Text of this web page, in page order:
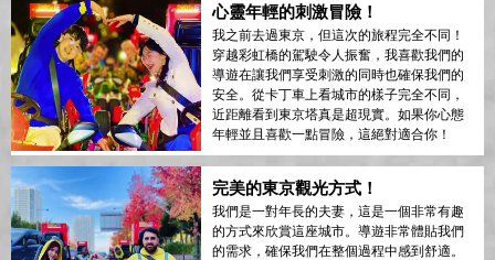
心靈年輕的刺激冒險！
我之前去過東京，但這次的旅程完全不同！
穿越彩虹橋的駕駛令人振奮，我喜歡我們的
導遊在讓我們享受刺激的同時也確保我們的
安全。從卡丁車上看城市的樣子完全不同，
近距離看到東京塔真是超現實。如果你心態
年輕並且喜歡一點冒險，這絕對適合你！
完美的東京觀光方式！
我們是一對年長的夫妻，這是一個非常有趣
的方式來欣賞這座城市。導遊非常體貼我們
的需求，確保我們在整個過程中感到舒適。